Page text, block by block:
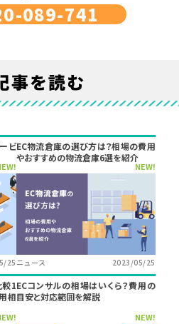
089-741
事を読む
ビ
25
EC物流倉庫の選び方は？相場の費用
やおすすめの物流倉庫6選を紹介
NEW!
ニュース 2023/05/25
較1
相
ECコンサルの相場はいくら？費用の
目安と対応範囲を解説
NEW!